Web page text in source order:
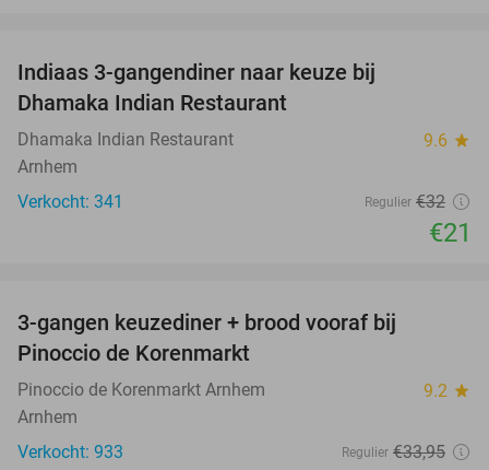
Indiaas 3-gangendiner naar keuze bij
Dhamaka Indian Restaurant
Dhamaka Indian Restaurant 9.6 star
Arnhem
Verkocht: 341
Regulier €32
€21
3-gangen keuzediner + brood vooraf bij
Pinoccio de Korenmarkt
Pinoccio de Korenmarkt Arnhem 9.2 star
Arnhem
Verkocht: 933
Regulier €33,95